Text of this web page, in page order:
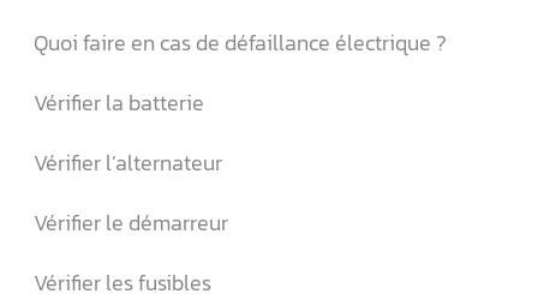
Quoi faire en cas de défaillance électrique ?
Vérifier la batterie
Vérifier l’alternateur
Vérifier le démarreur
Vérifier les fusibles